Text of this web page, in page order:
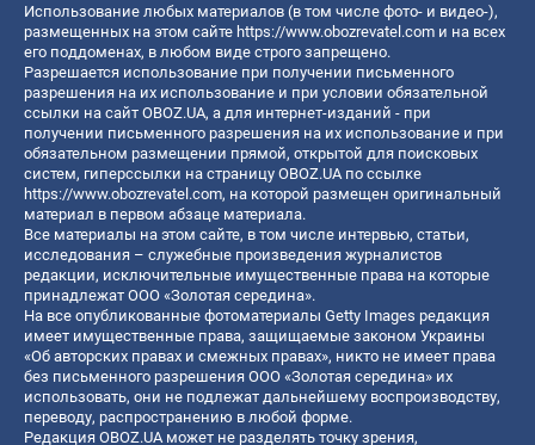
Использование любых материалов (в том числе фото- и видео-),
размещенных на этом сайте https://www.obozrevatel.com и на всех
его поддоменах, в любом виде строго запрещено.
Разрешается использование при получении письменного
разрешения на их использование и при условии обязательной
ссылки на сайт OBOZ.UA, а для интернет-изданий - при
получении письменного разрешения на их использование и при
обязательном размещении прямой, открытой для поисковых
систем, гиперссылки на страницу OBOZ.UA по ссылке
https://www.obozrevatel.com, на которой размещен оригинальный
материал в первом абзаце материала.
Все материалы на этом сайте, в том числе интервью, статьи,
исследования – служебные произведения журналистов
редакции, исключительные имущественные права на которые
принадлежат ООО «Золотая середина».
На все опубликованные фотоматериалы Getty Images редакция
имеет имущественные права, защищаемые законом Украины
«Об авторских правах и смежных правах», никто не имеет права
без письменного разрешения ООО «Золотая середина» их
использовать, они не подлежат дальнейшему воспроизводству,
переводу, распространению в любой форме.
Редакция OBOZ.UA может не разделять точку зрения,